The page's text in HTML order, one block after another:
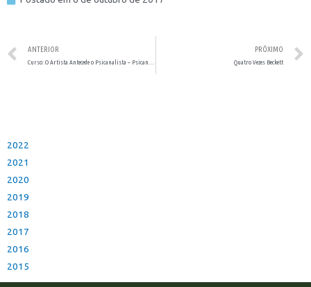
ANTERIOR PRÓXIMO
Quatro Vezes Beckett
2022
2021
2020
2019
2018
2017
2016
2015